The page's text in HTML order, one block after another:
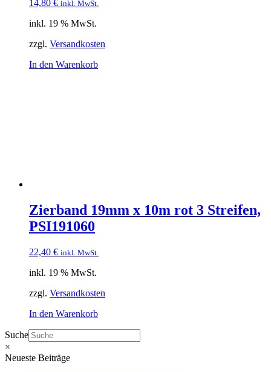
14,80 € inkl. MwSt.
inkl. 19 % MwSt.
zzgl. Versandkosten
In den Warenkorb
Zierband 19mm x 10m rot 3 Streifen,
PSI191060
22,40 € inkl. MwSt.
inkl. 19 % MwSt.
zzgl. Versandkosten
In den Warenkorb
Suche
×
Neueste Beiträge